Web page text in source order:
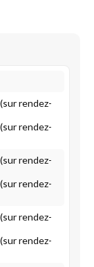
rendez-
rendez-
rendez-
rendez-
rendez-
rendez-